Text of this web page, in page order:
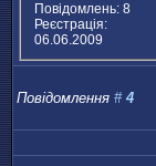
Повідомлень: 8
Реєстрація:
06.06.2009
Повідомлення # 4